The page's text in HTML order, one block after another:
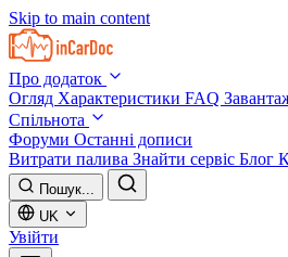
Skip to main content
Про додаток
Огляд Характеристики FAQ
Спільнота
Форуми Останні дописи
Витрати палива Знайти сервіс Блог
Пошук...
UK
Увійти